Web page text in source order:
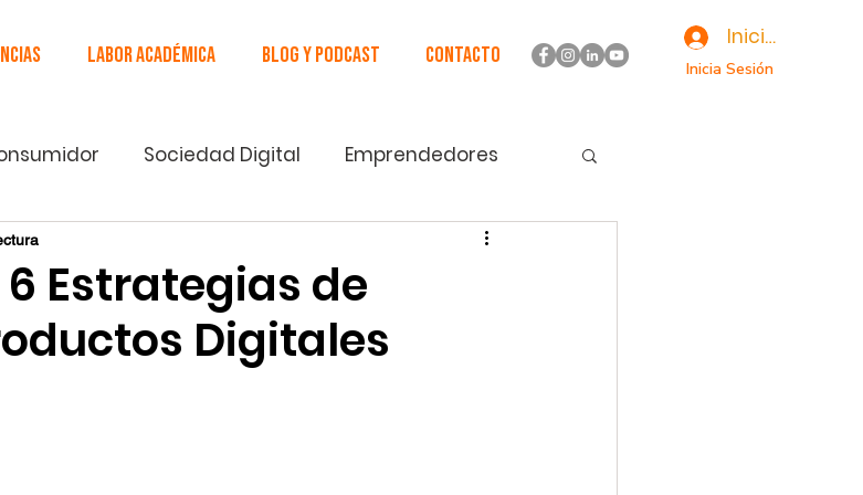
Labor académica Blog y Podcast Contacto
Iniciar sesión
Inicia Sesión
Sociedad Digital Emprendedores
Mercadotecnia
Estrategias de
Digitales
Cursos EN LÍNEA Aulas online More